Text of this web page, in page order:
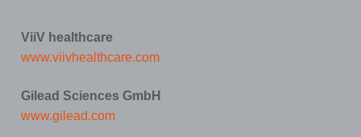
ViiV healthcare
www.viivhealthcare.com
Gilead Sciences GmbH
www.gilead.com